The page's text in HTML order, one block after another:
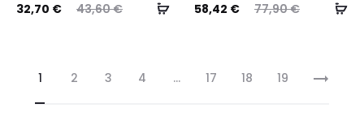
43,60€
32,70 €
77,90€
58,42 €
1 2 3 4 … 17 18 19